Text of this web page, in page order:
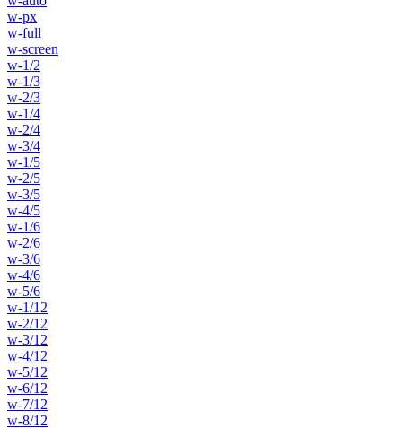
w-px
w-full
w-screen
w-1/2
w-1/3
w-2/3
w-1/4
w-2/4
w-3/4
w-1/5
w-2/5
w-3/5
w-4/5
w-1/6
w-2/6
w-3/6
w-4/6
w-5/6
w-1/12
w-2/12
w-3/12
w-4/12
w-5/12
w-6/12
w-7/12
w-8/12